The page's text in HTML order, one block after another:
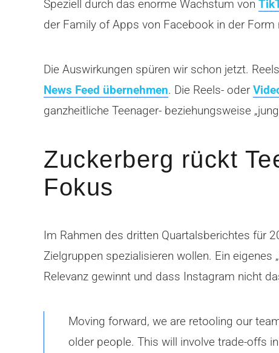
Speziell durch das enorme Wachstum von
der Family of Apps von Facebook in der Form
Die Auswirkungen spüren wir schon jetzt.
News Feed übernehmen. Die Reels- oder
ganzheitliche Teenager- beziehungsweise
Zuckerberg rückt
Fokus
Im Rahmen des dritten Quartalsberichtes für
Zielgruppen spezialisieren wollen. Ein
Relevanz gewinnt und dass Instagram nicht
Moving forward, we are retooling our
older people. This will involve trade-offs